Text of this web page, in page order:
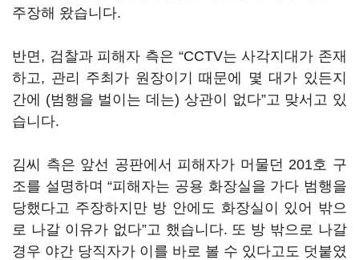
주장해 왔습니다.
반면, 검찰과 피해자 측은 “CCTV는 사각지대가 존재
하고, 관리 주최가 원장이기 때문에 몇 대가 있든지
간에 (범행을 벌이는 데는) 상관이 없다”고 맞서고 있
습니다.
김씨 측은 앞선 공판에서 피해자가 머물던 201호 구
조를 설명하며 “피해자는 공용 화장실을 가다 범행을
당했다고 주장하지만 방 안에도 화장실이 있어 밖으
로 나갈 이유가 없다”고 했습니다. 또 방 밖으로 나갈
경우 야간 당직자가 이를 바로 볼 수 있다고도 덧붙였